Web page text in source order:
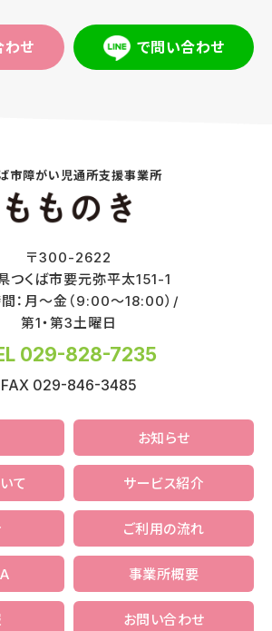
わせ で問い合わせ
市障がい児通所支援事業所
〒300-2622
つくば市要元弥平太151-1
：月～金（9:00～18:00）/
第1・第3土曜日
029-828-7235
FAX 029-846-3485
お知らせ
て サービス紹介
ご利用の流れ
事業所概要
お問い合わせ